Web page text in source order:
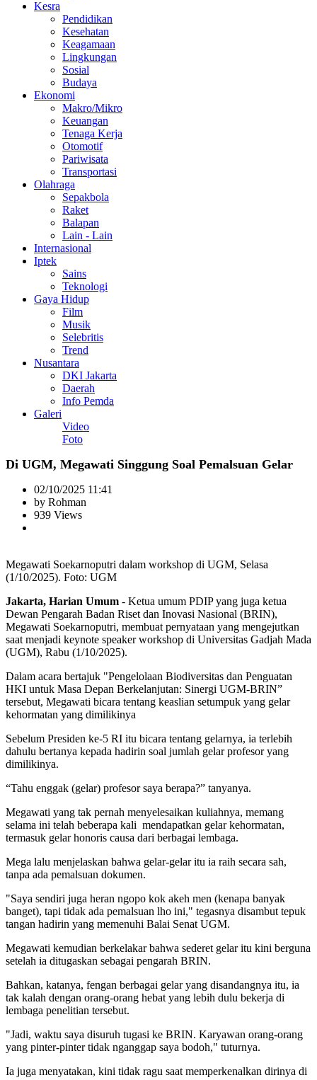
Kesra
Pendidikan
Kesehatan
Keagamaan
Lingkungan
Sosial
Budaya
Ekonomi
Makro/Mikro
Keuangan
Tenaga Kerja
Otomotif
Pariwisata
Transportasi
Olahraga
Sepakbola
Raket
Balapan
Lain - Lain
Internasional
Iptek
Sains
Teknologi
Gaya Hidup
Film
Musik
Selebritis
Trend
Nusantara
DKI Jakarta
Daerah
Info Pemda
Galeri
Video
Foto
Di UGM, Megawati Singgung Soal Pemalsuan Gelar
02/10/2025 11:41
by Rohman
939 Views
Megawati Soekarnoputri dalam workshop di UGM, Selasa
(1/10/2025). Foto: UGM
Jakarta, Harian Umum - Ketua umum PDIP yang juga ketua
Dewan Pengarah Badan Riset dan Inovasi Nasional (BRIN),
Megawati Soekarnoputri, membuat pernyataan yang mengejutkan
saat menjadi keynote speaker workshop di Universitas Gadjah Mada
(UGM), Rabu (1/10/2025).
Dalam acara bertajuk "Pengelolaan Biodiversitas dan Penguatan
HKI untuk Masa Depan Berkelanjutan: Sinergi UGM-BRIN”
tersebut, Megawati bicara tentang keaslian setumpuk yang gelar
kehormatan yang dimilikinya
Sebelum Presiden ke-5 RI itu bicara tentang gelarnya, ia terlebih
dahulu bertanya kepada hadirin soal jumlah gelar profesor yang
dimilikinya.
“Tahu enggak (gelar) profesor saya berapa?” tanyanya.
Megawati yang tak pernah menyelesaikan kuliahnya, memang
selama ini telah beberapa kali mendapatkan gelar kehormatan,
termasuk gelar honoris causa dari berbagai lembaga.
Mega lalu menjelaskan bahwa gelar-gelar itu ia raih secara sah,
tanpa ada pemalsuan dokumen.
"Saya sendiri juga heran ngopo kok akeh men (kenapa banyak
banget), tapi tidak ada pemalsuan lho ini," tegasnya disambut tepuk
tangan hadirin yang memenuhi Balai Senat UGM.
Megawati kemudian berkelakar bahwa sederet gelar itu kini berguna
setelah ia ditugaskan sebagai pengarah BRIN.
Bahkan, katanya, fengan berbagai gelar yang disandangnya itu, ia
tak kalah dengan orang-orang hebat yang lebih dulu bekerja di
lembaga penelitian tersebut.
"Jadi, waktu saya disuruh tugasi ke BRIN. Karyawan orang-orang
yang pinter-pinter tidak nganggap saya bodoh," tuturnya.
Ia juga menyatakan, kini tidak ragu saat memperkenalkan dirinya di